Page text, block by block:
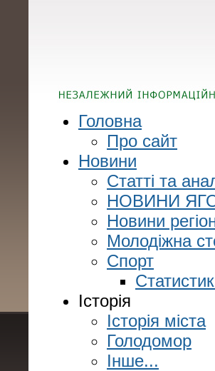
Головна
Про сайт
Новини
Статті та
НОВИНИ
Новини
Молодіжна
Спорт
Історія
Історія міста
Голодомор
Інше...